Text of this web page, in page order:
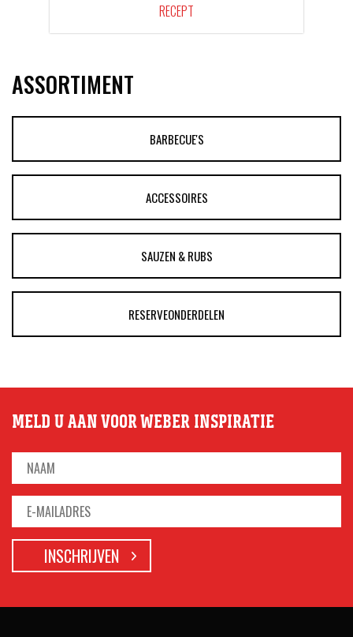
RECEPT
ASSORTIMENT
BARBECUE'S
ACCESSOIRES
SAUZEN & RUBS
RESERVEONDERDELEN
MELD U AAN VOOR WEBER INSPIRATIE